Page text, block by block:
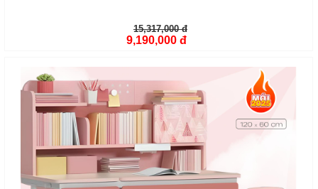
15,317,000 đ
9,190,000 đ